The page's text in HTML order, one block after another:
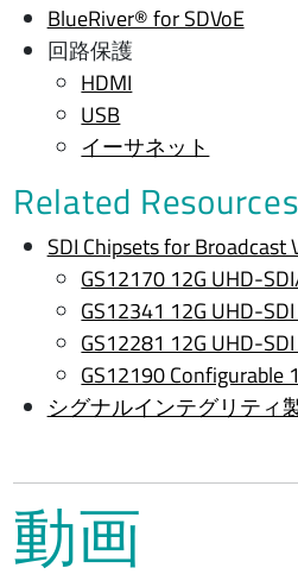
BlueRiver® for SDVoE
回路保護
HDMI
USB
イーサネット
Related Resources
SDI Chipsets for Broadcast
GS12170 12G UHD-
GS12341 12G UHD-
GS12281 12G UHD-
GS12190 Configurable
シグナルインテグリティ
動画